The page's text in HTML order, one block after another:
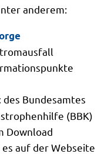
anderem:
des Bundesamtes
(BBK)
Download
auf der Webseite